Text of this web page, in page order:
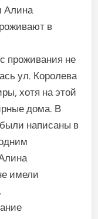
Алина
в
проживания не
ул. Королева
хотя на этой
дома. В
написаны в
имели